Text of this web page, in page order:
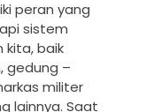
peran yang
sistem
kita, baik
gedung –
militer
lainnya. Saat